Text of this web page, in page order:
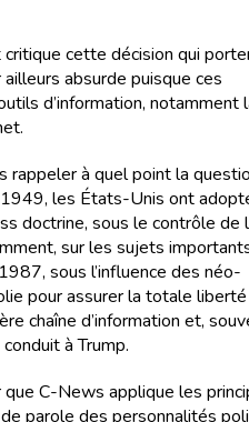
critique cette décision qui
absurde puisque ces
d’information, notamment
rappeler à quel point la
les États-Unis ont
doctrine, sous le contrôle de
sur les sujets
sous l’influence des néo-
pour assurer la totale liberté
chaîne d’information et,
à Trump.
que C-News applique les
parole des personnalités